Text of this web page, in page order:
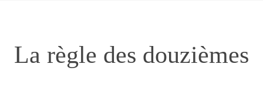
La règle des douzièmes